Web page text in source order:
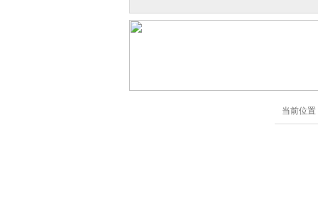
当前位置